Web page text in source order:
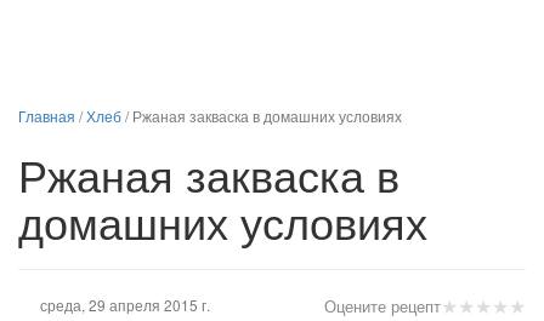
Главная /Хлеб/Ржаная закваска в домашних условиях
Ржаная закваска в
домашних условиях
★★★★★
Оцените рецепт
среда, 29 апреля 2015 г.